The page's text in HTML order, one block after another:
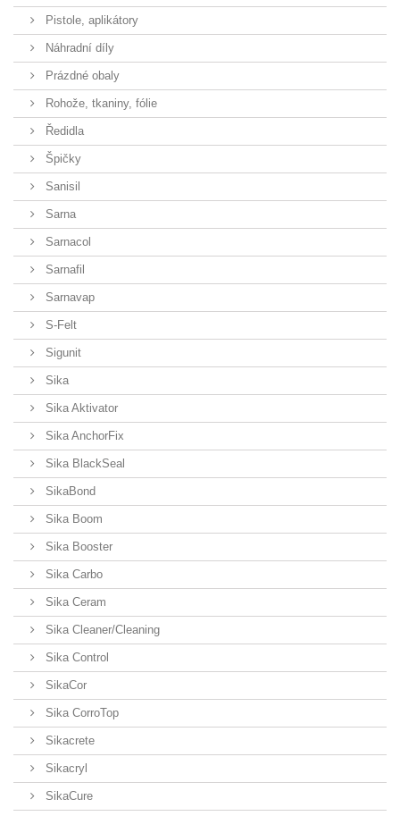
Pistole, aplikátory
Náhradní díly
Prázdné obaly
Rohože, tkaniny, fólie
Ředidla
Špičky
Sanisil
Sarna
Sarnacol
Sarnafil
Sarnavap
S-Felt
Sigunit
Sika
Sika Aktivator
Sika AnchorFix
Sika BlackSeal
SikaBond
Sika Boom
Sika Booster
Sika Carbo
Sika Ceram
Sika Cleaner/Cleaning
Sika Control
SikaCor
Sika CorroTop
Sikacrete
Sikacryl
SikaCure